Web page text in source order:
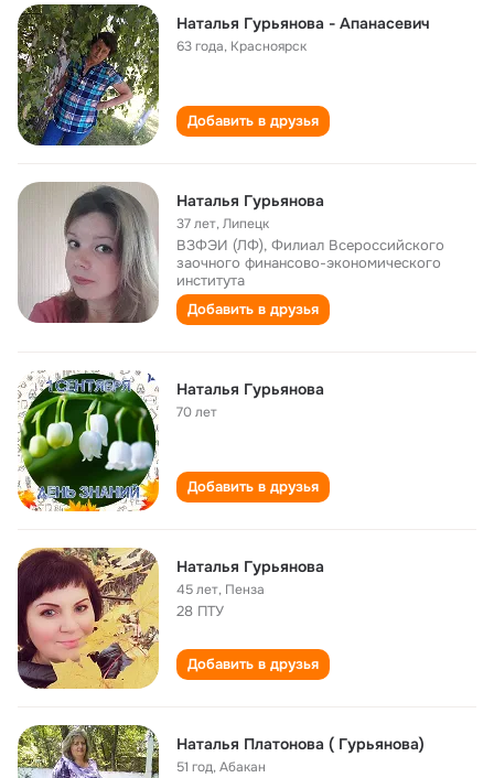
Наталья Гурьянова - Апанасевич
63 года, Красноярск
Добавить в друзья
Наталья Гурьянова
37 лет,Липецк
ВЗФЭИ (ЛФ), Филиал Всероссийского
заочного финансово-экономического
института
Добавить в друзья
Наталья Гурьянова
70 лет
Добавить в друзья
Наталья Гурьянова
45 лет, Пенза
28 ПТУ
Добавить в друзья
Наталья Платонова ( Гурьянова)
51 год,Абакан